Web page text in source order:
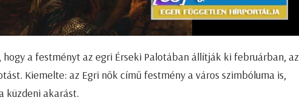
a festményt az egri Érseki Palotában állítják ki februárban, az
Kiemelte: az Egri nők című festmény a város szimbóluma is,
küzdeni akarást.